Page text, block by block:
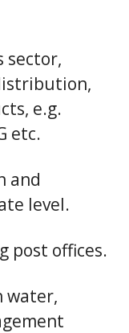
sector,
e.g.
etc.
and
level.
post offices.
water,